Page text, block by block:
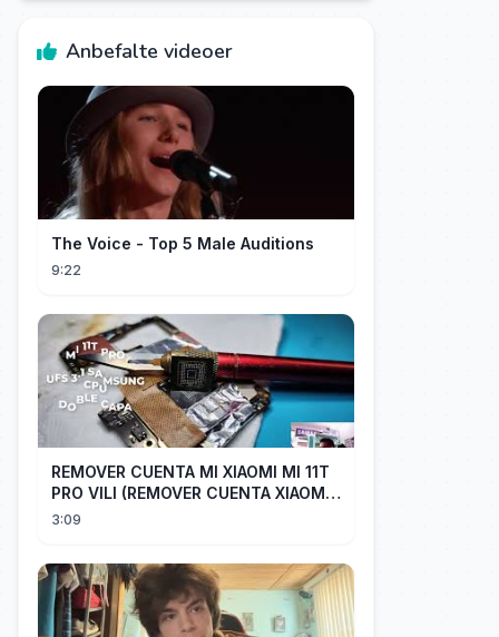
Anbefalte videoer
The Voice - Top 5 Male Auditions
9:22
REMOVER CUENTA MI XIAOMI MI 11T
PRO VILI (REMOVER CUENTA XIAOMI
CUALQUIER XIAOMI CON EASY JTAG)
3:09